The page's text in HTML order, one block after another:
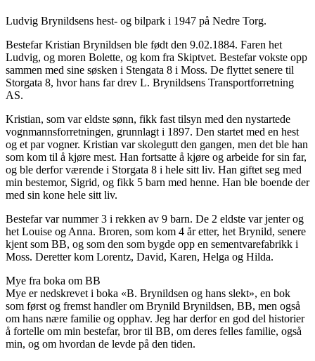
Ludvig Brynildsens hest- og bilpark i 1947 på Nedre Torg.
Bestefar Kristian Brynildsen ble født den 9.02.1884. Faren het
Ludvig, og moren Bolette, og kom fra Skiptvet. Bestefar vokste opp
sammen med sine søsken i Stengata 8 i Moss. De flyttet senere til
Storgata 8, hvor hans far drev L. Brynildsens Transportforretning
AS.
Kristian, som var eldste sønn, fikk fast tilsyn med den nystartede
vognmannsforretningen, grunnlagt i 1897. Den startet med en hest
og et par vogner. Kristian var skolegutt den gangen, men det ble han
som kom til å kjøre mest. Han fortsatte å kjøre og arbeide for sin far,
og ble derfor værende i Storgata 8 i hele sitt liv. Han giftet seg med
min bestemor, Sigrid, og fikk 5 barn med henne. Han ble boende der
med sin kone hele sitt liv.
Bestefar var nummer 3 i rekken av 9 barn. De 2 eldste var jenter og
het Louise og Anna. Broren, som kom 4 år etter, het Brynild, senere
kjent som BB, og som den som bygde opp en sementvarefabrikk i
Moss. Deretter kom Lorentz, David, Karen, Helga og Hilda.
Mye fra boka om BB
Mye er nedskrevet i boka «B. Brynildsen og hans slekt», en bok
som først og fremst handler om Brynild Brynildsen, BB, men også
om hans nære familie og opphav. Jeg har derfor en god del historier
å fortelle om min bestefar, bror til BB, om deres felles familie, også
min, og om hvordan de levde på den tiden.